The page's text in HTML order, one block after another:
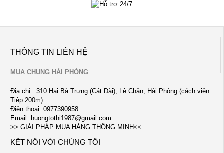
THÔNG TIN LIÊN HỆ
MUA CHUNG HẢI PHÒNG
Địa chỉ : 310 Hai Bà Trưng (Cát Dài), Lê Chân, Hải Phòng (cách viện
Tiệp 200m)
Điện thoại: 0977390958
Email: huongtothi1987@gmail.com
>> GIẢI PHÁP MUA HÀNG THÔNG MINH<<
KẾT NỐI VỚI CHÚNG TÔI